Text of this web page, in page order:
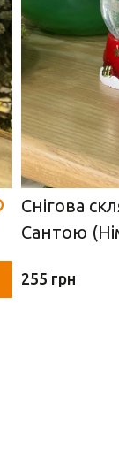
Снігова
Сантою
255 грн